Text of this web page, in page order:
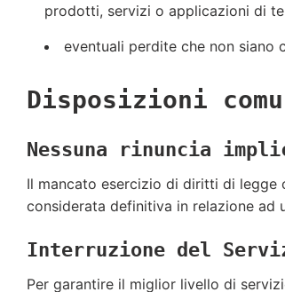
prodotti, servizi o applicazioni di
eventuali perdite che non siano
Disposizioni
Nessuna rinuncia
Il mancato esercizio di diritti di legge
considerata definitiva in relazione
Interruzione del
Per garantire il miglior livello di